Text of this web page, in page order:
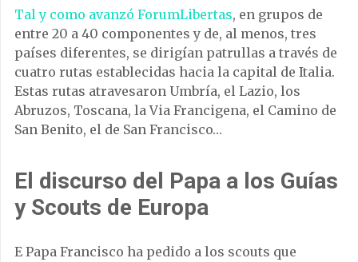
Tal y como avanzó ForumLibertas, en grupos de
entre 20 a 40 componentes y de, al menos, tres
países diferentes, se dirigían patrullas a través de
cuatro rutas establecidas hacia la capital de Italia.
Estas rutas atravesaron Umbría, el Lazio, los
Abruzos, Toscana, la Via Francigena, el Camino de
San Benito, el de San Francisco…
El discurso del Papa a los Guías
y Scouts de Europa
E Papa Francisco ha pedido a los scouts que